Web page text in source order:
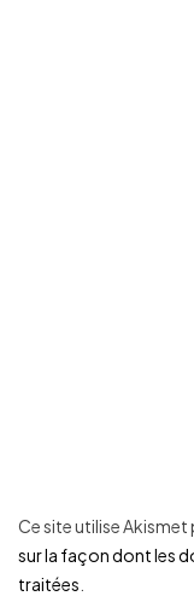
Ce site utilise Akismet
sur la façon dont les
traitées